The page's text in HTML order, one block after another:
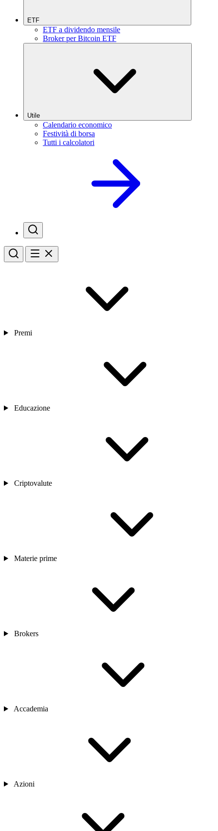
ETF
ETF a dividendo mensile
Broker per Bitcoin ETF
Utile
Calendario economico
Festività di borsa
Tutti i calcolatori
Premi
Educazione
Criptovalute
Materie prime
Brokers
Accademia
Azioni